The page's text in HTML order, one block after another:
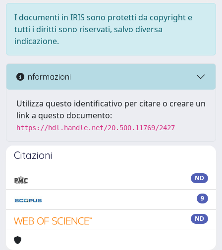
I documenti in IRIS sono protetti da copyright e
tutti i diritti sono riservati, salvo diversa
indicazione.
Informazioni
Utilizza questo identificativo per citare o creare un
link a questo documento:
https://hdl.handle.net/20.500.11769/2427
Citazioni
ND
9
ND